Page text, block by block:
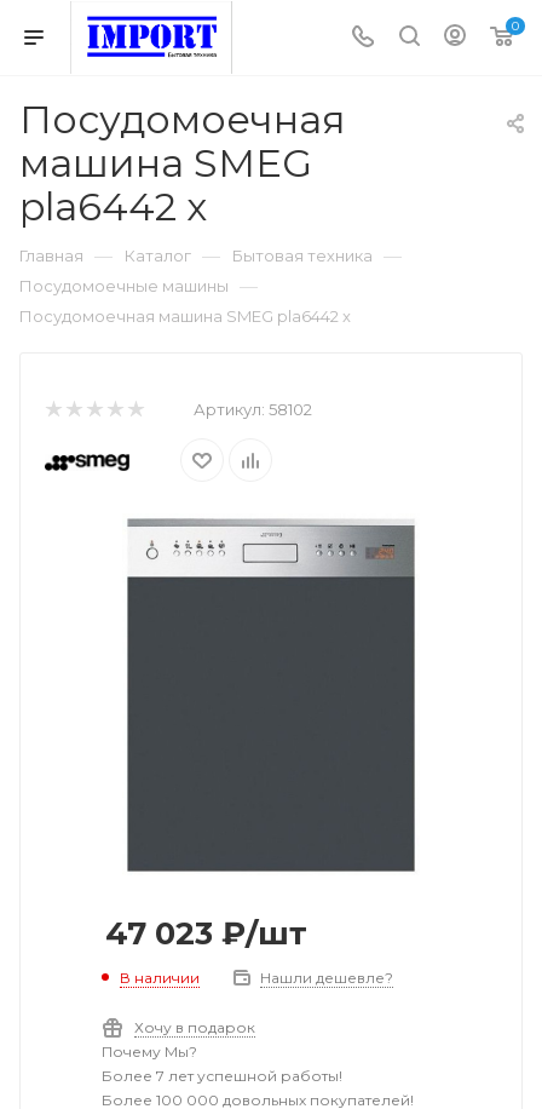
0
Посудомоечная
машина SMEG
pla6442 x
Главная — Каталог — Бытовая техника —
Посудомоечные машины —
Посудомоечная машина SMEG pla6442 x
Артикул: 58102
47 023 ₽/шт
В наличии Нашли дешевле?
Хочу в подарок
Почему Мы?
Более 7 лет успешной работы!
Более 100 000 довольных покупателей!